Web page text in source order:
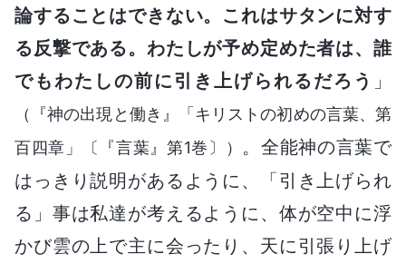
論することはできない。これはサタンに対す
る反撃である。わたしが予め定めた者は、誰
でもわたしの前に引き上げられるだろう 」
（『神の出現と働き』「キリストの初めの言葉、第
百四章」〔『言葉』第1巻〕） 。全能神の言葉で
はっきり説明があるように、「引き上げられ
る」事は私達が考えるように、体が空中に浮
かび雲の上で主に会ったり、天に引張り上げ